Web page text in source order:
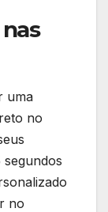
uma
no
no